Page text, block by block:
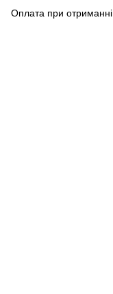
Оплата при отриманні